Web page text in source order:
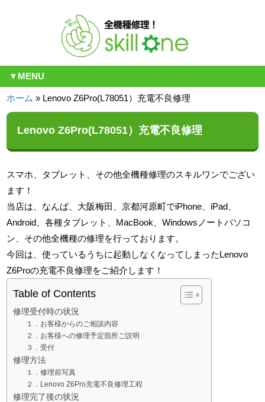
▼MENU
ホーム » Lenovo Z6Pro(L78051）充電不良修理
Lenovo Z6Pro(L78051）充電不良修理
スマホ、タブレット、その他全機種修理のスキルワンでござい
ます！
当店は、なんば、大阪梅田、京都河原町でiPhone、iPad、
Android、各種タブレット、MacBook、Windowsノートパソコ
ン、その他全機種の修理を行っております。
今回は、使っているうちに起動しなくなってしまったLenovo
Z6Proの充電不良修理をご紹介します！
Table of Contents
修理受付時の状況
１．お客様からのご相談内容
２．お客様への修理予定箇所ご説明
３．受付
修理方法
１．修理前写真
２．Lenovo Z6Pro充電不良修理工程
修理完了後の状況